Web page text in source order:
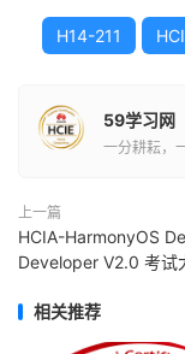
H14-211
59学习网
一分耕耘，
上一篇
HCIA-HarmonyOS
Developer V2.0 考试
相关推荐